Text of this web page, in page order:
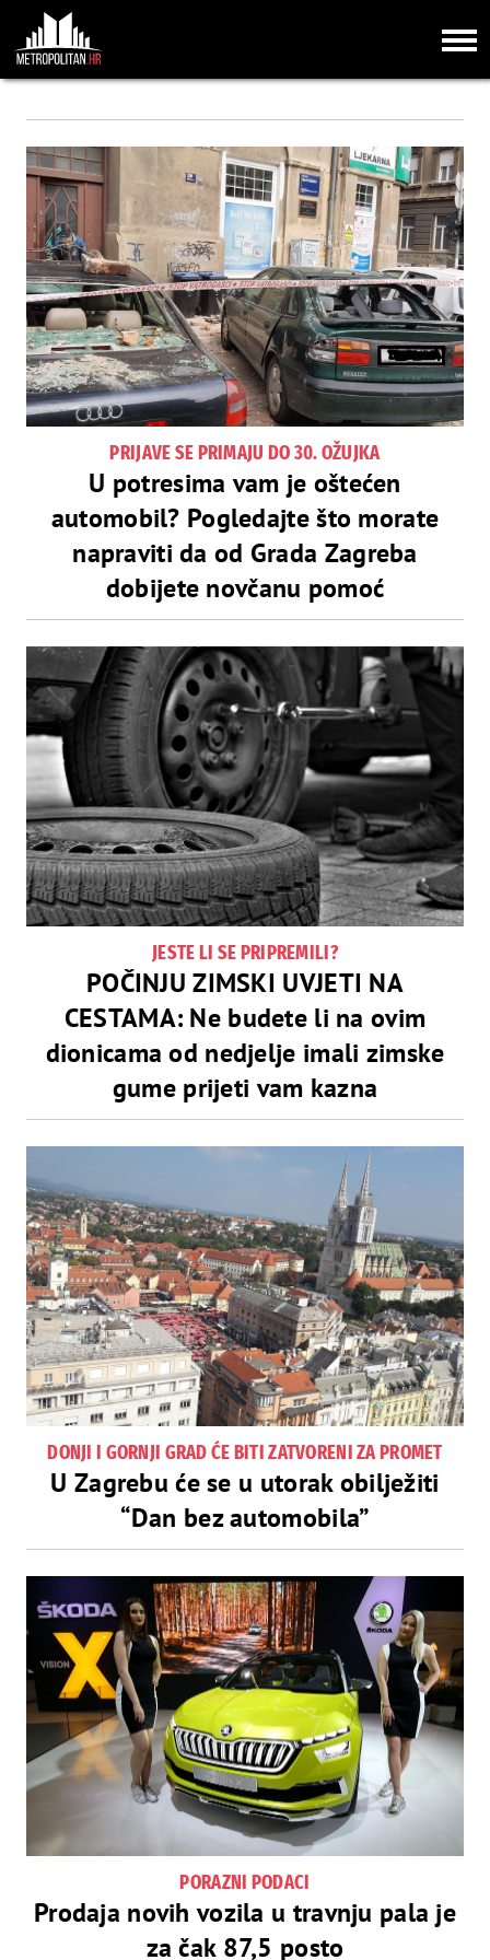
PRIJAVE SE PRIMAJU DO 30. OŽUJKA
U potresima vam je oštećen
automobil? Pogledajte što morate
napraviti da od Grada Zagreba
dobijete novčanu pomoć
JESTE LI SE PRIPREMILI?
POČINJU ZIMSKI UVJETI NA
CESTAMA: Ne budete li na ovim
dionicama od nedjelje imali zimske
gume prijeti vam kazna
DONJI I GORNJI GRAD ĆE BITI ZATVORENI ZA PROMET
U Zagrebu će se u utorak obilježiti
“Dan bez automobila”
PORAZNI PODACI
Prodaja novih vozila u travnju pala je
za čak 87,5 posto